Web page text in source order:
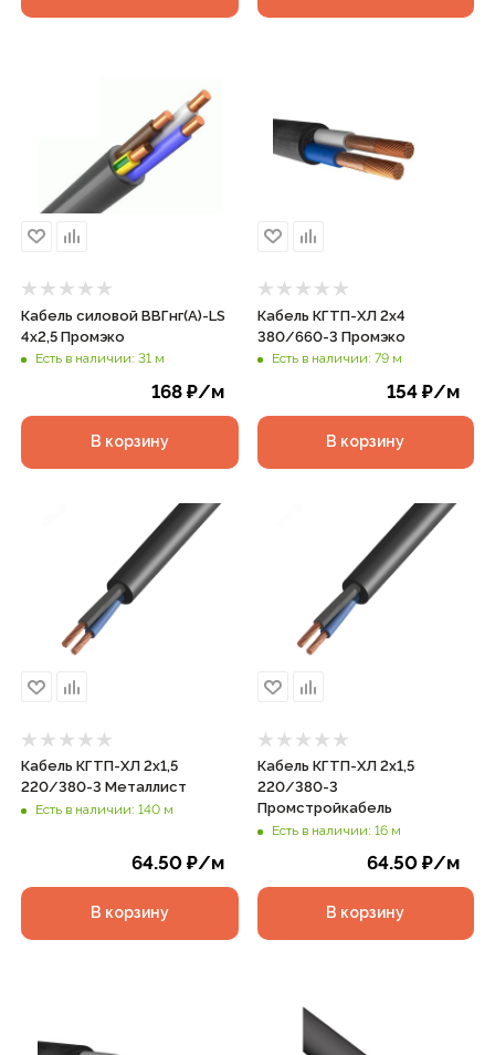
Кабель силовой ВВГнг(А)-LS
4х2,5 Промэко
Есть в наличии: 31 м
168₽/м
В корзину
Кабель КГТП-ХЛ 2х4
380/660-3 Промэко
Есть в наличии: 79 м
154 ₽/м
В корзину
Кабель КГТП-ХЛ 2х1,5
220/380-3 Металлист
Есть в наличии: 140 м
64.50₽/м
В корзину
Кабель КГТП-ХЛ 2х1,5
220/380-3
Промстройкабель
Есть в наличии: 16 м
64.50 ₽/м
В корзину